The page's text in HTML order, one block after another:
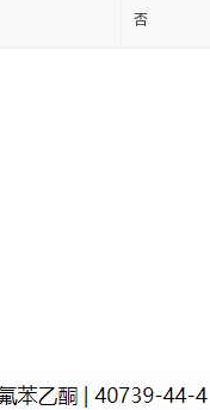
否